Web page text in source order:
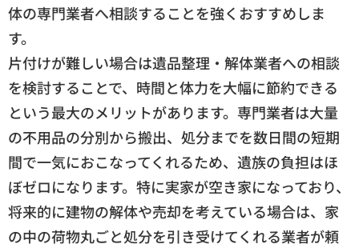
体の専門業者へ相談することを強くおすすめしま
す。
片付けが難しい場合は遺品整理・解体業者への相談
を検討することで、時間と体力を大幅に節約できる
という最大のメリットがあります。専門業者は大量
の不用品の分別から搬出、処分までを数日間の短期
間で一気におこなってくれるため、遺族の負担はほ
ぼゼロになります。特に実家が空き家になっており、
将来的に建物の解体や売却を考えている場合は、家
の中の荷物丸ごと処分を引き受けてくれる業者が頼